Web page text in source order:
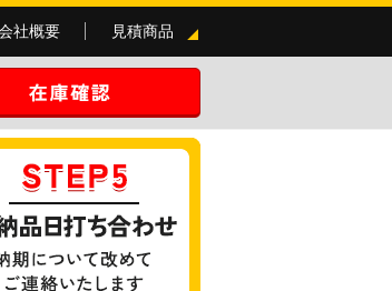
社概要 見積商品